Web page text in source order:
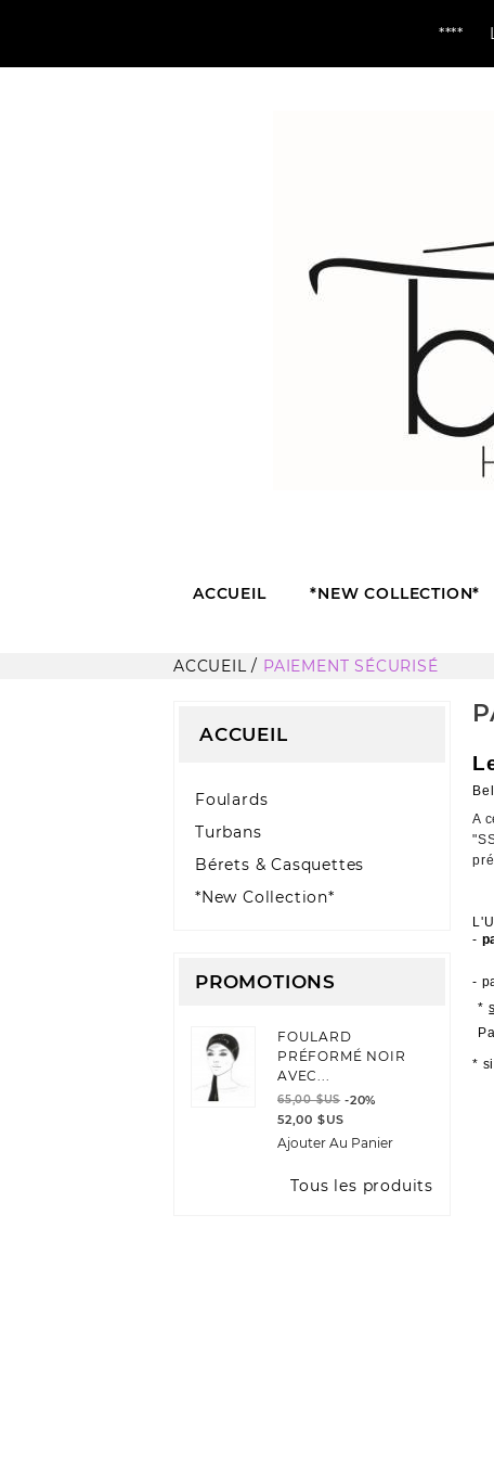
**** LIVRAISON
ACCUEIL *NEW COLLECTION*
ACCUEIL PAIEMENT SÉCURISÉ
ACCUEIL
Foulards
Turbans
Bérets & Casquettes
*New Collection*
PROMOTIONS
FOULARD
PRÉFORMÉ NOIR
AVEC...
65,00 $US -20%
52,00 $US
Ajouter Au Panier
Tous les produits
A
-
-
*
*